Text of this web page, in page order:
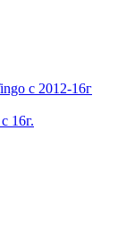
с 2012-16г
16г.